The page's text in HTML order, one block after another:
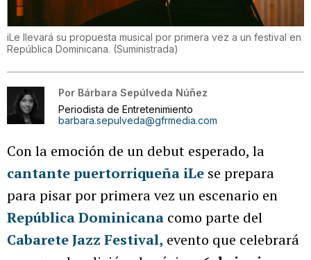
iLe llevará su propuesta musical por primera vez a un festival en
República Dominicana. (Suministrada)
Por Bárbara Sepúlveda Núñez
Periodista de Entretenimiento
barbara.sepulveda@gfrmedia.com
Con la emoción de un debut esperado, la
cantante puertorriqueña iLe se prepara
para pisar por primera vez un escenario en
República Dominicana como parte del
Cabarete Jazz Festival, evento que celebrará